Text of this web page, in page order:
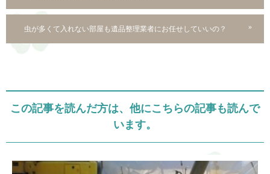
虫が多くて入れない部屋も遺品整理業者にお任せしていいの？
この記事を読んだ方は、他にこちらの記事も読んで
います。